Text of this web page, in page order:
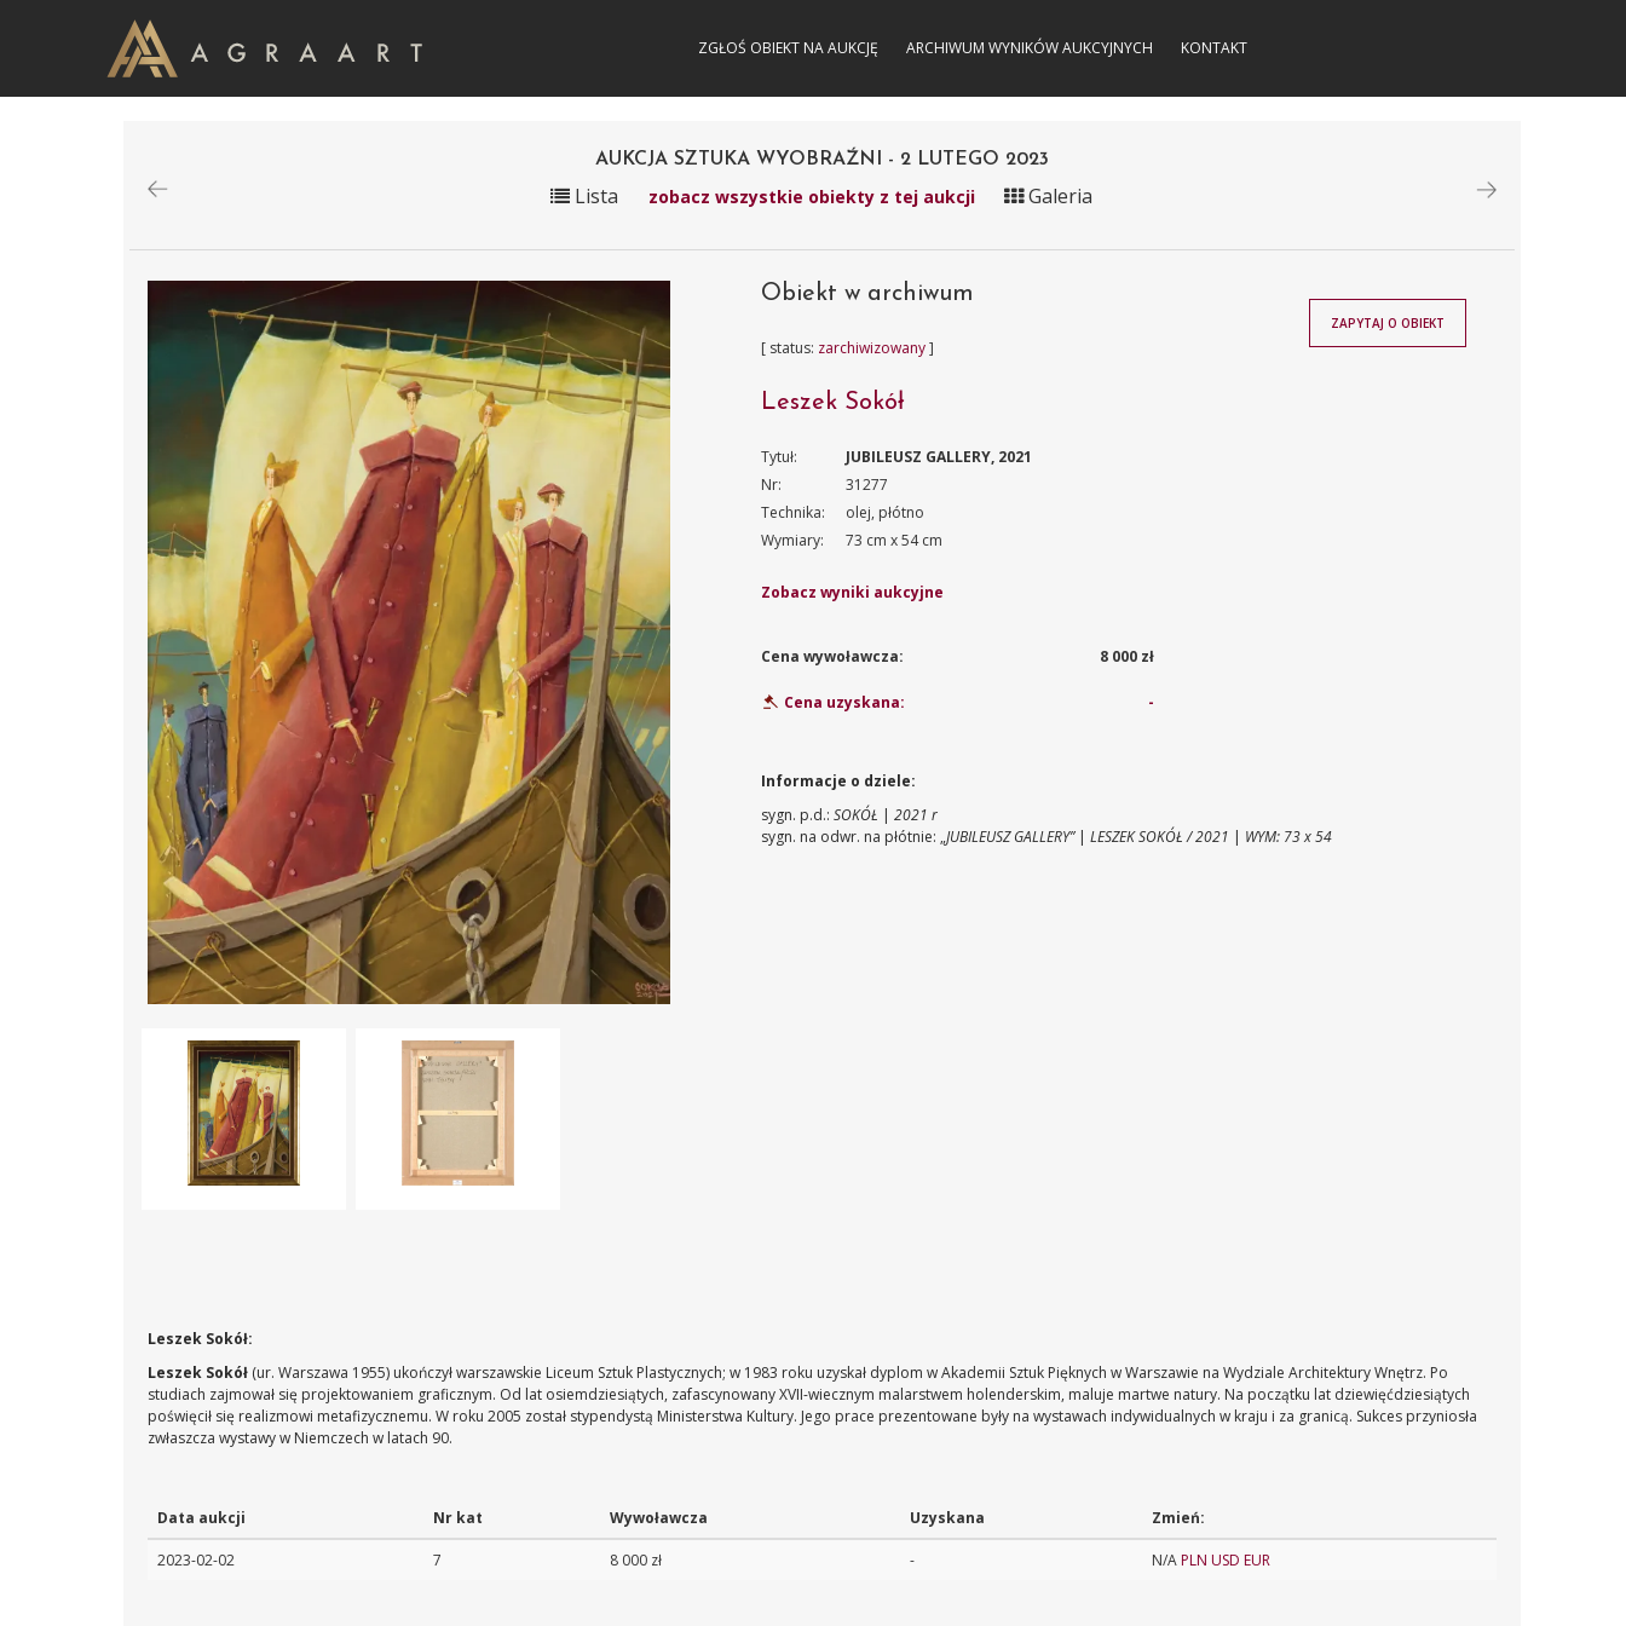
ZGŁOŚ OBIEKT NA AUKCJĘ ARCHIWUM WYNIKÓW AUKCYJNYCH KONTAKT
AUKCJA SZTUKA WYOBRAŹNI - 2 LUTEGO 2023
Lista zobacz wszystkie obiekty z tej aukcji Galeria
Obiekt w archiwum
[ status: zarchiwizowany]
Leszek Sokół
Tytuł:
JUBILEUSZ GALLERY, 2021
Nr:
31277
Technika:
olej, płótno
Wymiary:
73 cm x 54 cm
Zobacz wyniki aukcyjne
Cena wywoławcza: 8 000 zł
Cena uzyskana: -
ZAPYTAJ O OBIEKT
Informacje o dziele:
sygn. p.d.:SOKÓŁ |2021 r
sygn. na odwr. na płótnie: „JUBILEUSZ GALLERY”| LESZEK SOKÓŁ / 2021 | WYM: 73 x 54
Leszek Sokół:
Leszek Sokół (ur. Warszawa 1955) ukończył warszawskie Liceum Sztuk Plastycznych; w 1983 roku uzyskał dyplom w Akademii Sztuk Pięknych w Warszawie na Wydziale Architektury Wnętrz. Po
studiach zajmował się projektowaniem graficznym. Od lat osiemdziesiątych, zafascynowany XVII-wiecznym malarstwem holenderskim, maluje martwe natury. Na początku lat dziewięćdziesiątych
poświęcił się realizmowi metafizycznemu. W roku 2005 został stypendystą Ministerstwa Kultury. Jego prace prezentowane były na wystawach indywidualnych w kraju i za granicą. Sukces przyniosła
zwłaszcza wystawy w Niemczech w latach 90.
Data aukcji Nr kat Wywoławcza Uzyskana Zmień:
2023-02-02 7 8 000 zł - N/APLN USD EUR